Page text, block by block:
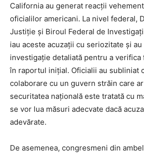
California au generat reacții
oficialilor americani. La nivel federal,
Justiție și Biroul Federal de
iau aceste acuzații cu seriozitate și
investigație detaliată pentru a verifica
în raportul inițial. Oficialii au subliniat
colaborare cu un guvern străin care
securitatea națională este tratată cu
se vor lua măsuri adecvate dacă
adevărate.
De asemenea, congresmeni din